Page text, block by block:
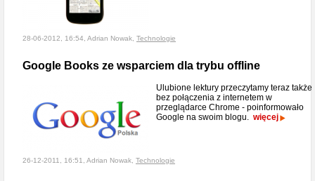
28-06-2012, 16:54, Adrian Nowak, Technologie
Google Books ze wsparciem dla trybu offline
Ulubione lektury przeczytamy teraz także
bez połączenia z internetem w
przeglądarce Chrome - poinformowało
Google na swoim blogu. więcej
26-12-2011, 16:51, Adrian Nowak, Technologie